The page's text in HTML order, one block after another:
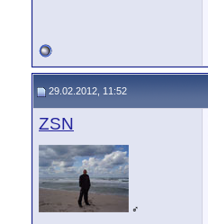
29.02.2012, 11:52
ZSN
♂